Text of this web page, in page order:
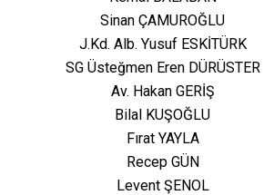
Sinan ÇAMUROĞLU
J.Kd. Alb. Yusuf ESKİTÜRK
SG Üsteğmen Eren DÜRÜSTER
Av. Hakan GERİŞ
Bilal KUŞOĞLU
Fırat YAYLA
Recep GÜN
Levent ŞENOL